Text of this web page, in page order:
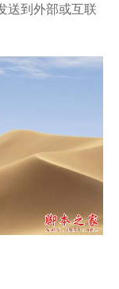
送到外部或互联